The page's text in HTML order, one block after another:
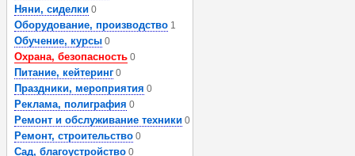
Няни, сиделки 0
Оборудование, производство 1
Обучение, курсы 0
Охрана, безопасность 0
Питание, кейтеринг 0
Праздники, мероприятия 0
Реклама, полиграфия 0
Ремонт и обслуживание техники 0
Ремонт, строительство 0
Сад, благоустройство 0